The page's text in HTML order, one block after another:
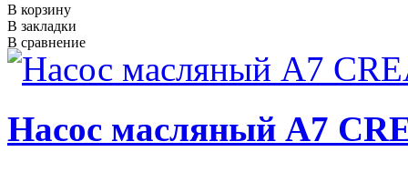
В корзину
В закладки
В сравнение
Насос масляный A7